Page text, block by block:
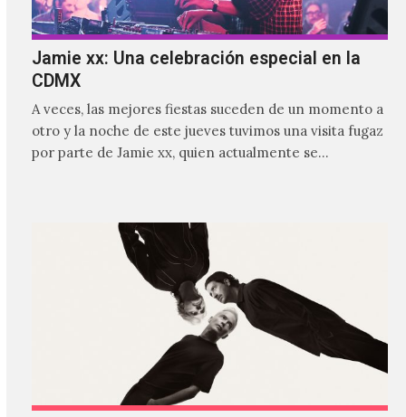
Jamie xx: Una celebración especial en la
CDMX
A veces, las mejores fiestas suceden de un momento a
otro y la noche de este jueves tuvimos una visita fugaz
por parte de Jamie xx, quien actualmente se